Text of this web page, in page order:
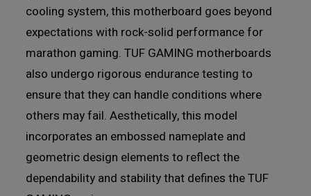
cooling system, this motherboard goes beyond
expectations with rock-solid performance for
marathon gaming. TUF GAMING motherboards
also undergo rigorous endurance testing to
ensure that they can handle conditions where
others may fail. Aesthetically, this model
incorporates an embossed nameplate and
geometric design elements to reflect the
dependability and stability that defines the TUF